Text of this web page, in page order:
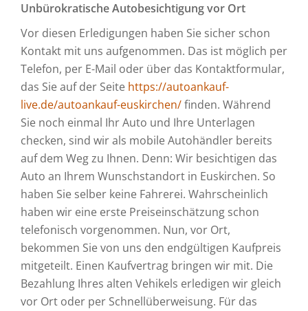
Unbürokratische Autobesichtigung vor Ort
Vor diesen Erledigungen haben Sie sicher schon
Kontakt mit uns aufgenommen. Das ist möglich per
Telefon, per E-Mail oder über das Kontaktformular,
das Sie auf der Seite https://autoankauf-
live.de/autoankauf-euskirchen/finden. Während
Sie noch einmal Ihr Auto und Ihre Unterlagen
checken, sind wir als mobile Autohändler bereits
auf dem Weg zu Ihnen. Denn: Wir besichtigen das
Auto an Ihrem Wunschstandort in Euskirchen. So
haben Sie selber keine Fahrerei. Wahrscheinlich
haben wir eine erste Preiseinschätzung schon
telefonisch vorgenommen. Nun, vor Ort,
bekommen Sie von uns den endgültigen Kaufpreis
mitgeteilt. Einen Kaufvertrag bringen wir mit. Die
Bezahlung Ihres alten Vehikels erledigen wir gleich
vor Ort oder per Schnellüberweisung. Für das